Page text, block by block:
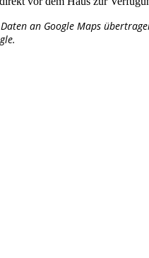
an Google Maps